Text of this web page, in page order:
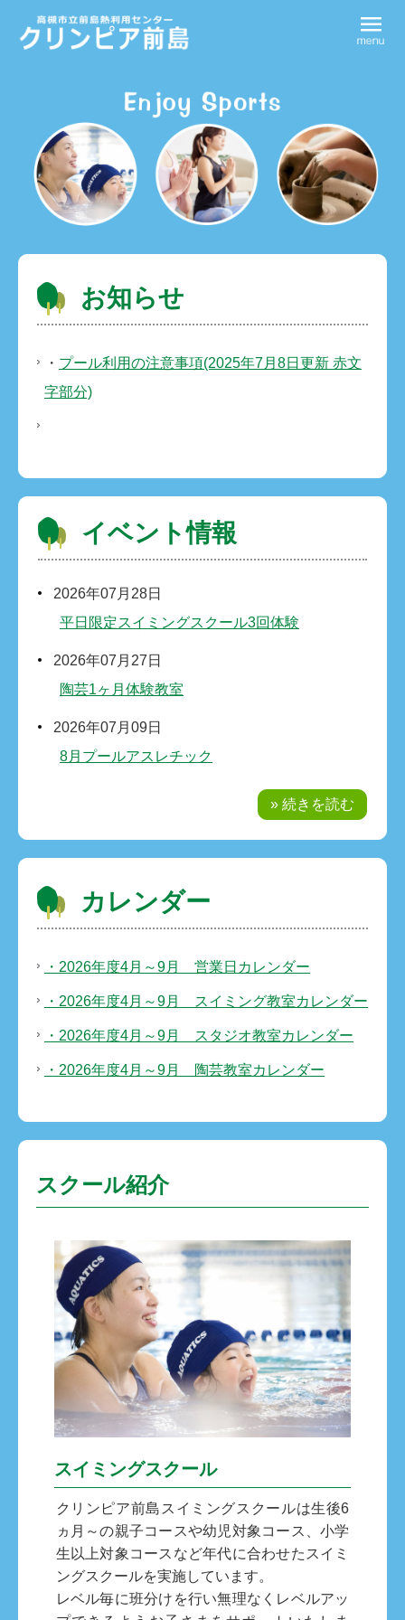
お知らせ
・ プール利用の注意事項(2025年7月8日更新 赤文
字部分)
イベント情報
2026年07月28日
平日限定スイミングスクール3回体験
2026年07月27日
陶芸1ヶ月体験教室
2026年07月09日
8月プールアスレチック
» 続きを読む
カレンダー
・2026年度4月～9月 営業日カレンダー
・2026年度4月～9月 スイミング教室カレンダー
・2026年度4月～9月 スタジオ教室カレンダー
・2026年度4月～9月 陶芸教室カレンダー
スクール紹介
スイミングスクール
クリンピア前島スイミングスクールは生後6
ヵ月～の親子コースや幼児対象コース、小学
生以上対象コースなど年代に合わせたスイミ
ングスクールを実施しています。
レベル毎に班分けを行い無理なくレベルアッ